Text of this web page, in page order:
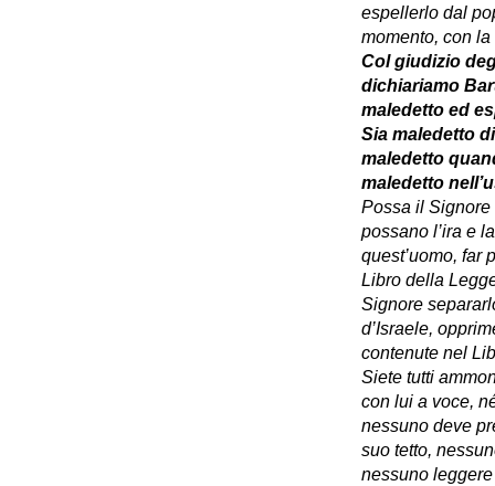
espellerlo dal
momento, con
Col giudizio
dichiariamo
maledetto ed
Sia maledetto
maledetto
maledetto
Possa il
possano l’ira e
quest’uomo, far
Libro della
Signore
d’Israele,
contenute nel
Siete tutti
con lui a voce,
nessuno deve
suo tetto,
nessuno